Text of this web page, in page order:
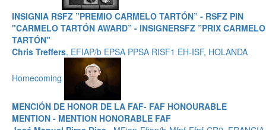
INSIGNIA RSFZ ”PREMIO CARMELO TARTÓN” - RSFZ PIN
"CARMELO TARTÓN AWARD” - INSIGNERSFZ ”PRIX CARMELO
TARTÓN"
Chris Treffers, EFIAP/b EPSA PPSA RISF1 EH-ISF, HOLANDA
Homecoming
MENCIÓN DE HONOR DE LA FAF- FAF HONOURABLE
MENTION - MENTION HONORABLE FAF